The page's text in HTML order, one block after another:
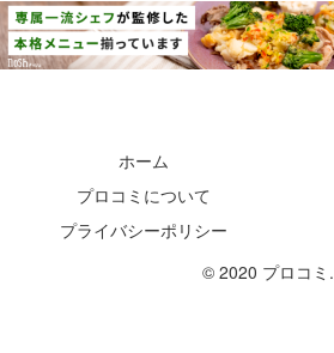
ホーム
プロコミについて
プライバシーポリシー
© 2020 プロコミ.